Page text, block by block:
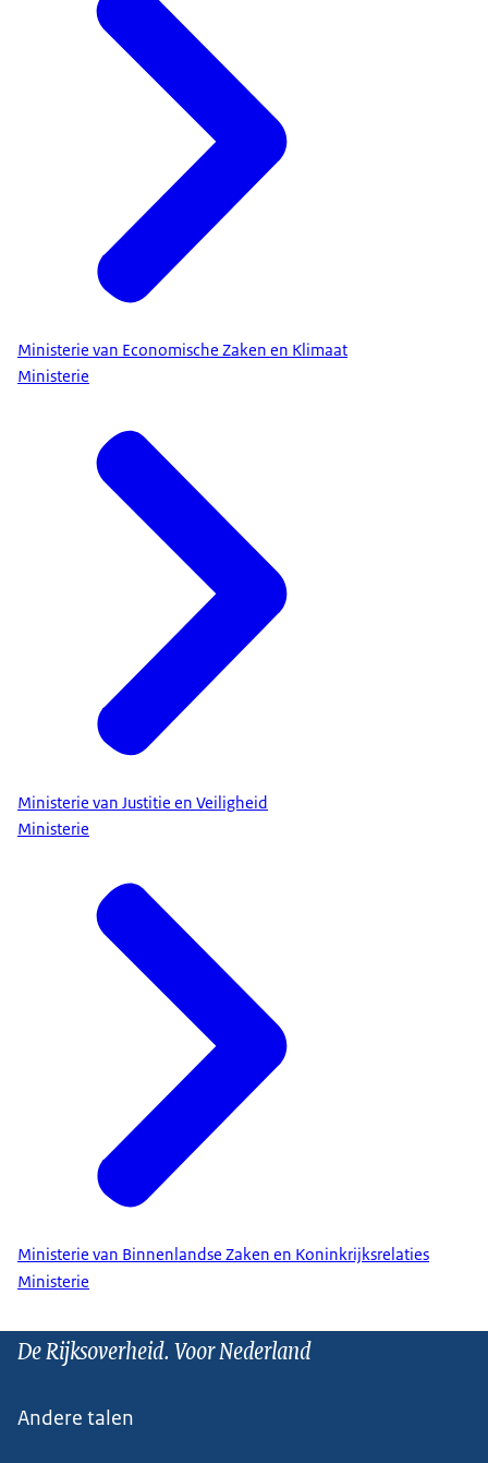
Ministerie van Economische Zaken en Klimaat
Ministerie
Ministerie van Justitie en Veiligheid
Ministerie
Ministerie van Binnenlandse Zaken en Koninkrijksrelaties
Ministerie
De Rijksoverheid. Voor Nederland
Andere talen